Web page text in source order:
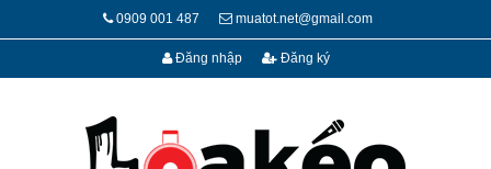
0909 001 487 muatot.net@gmail.com
Đăng nhập Đăng ký